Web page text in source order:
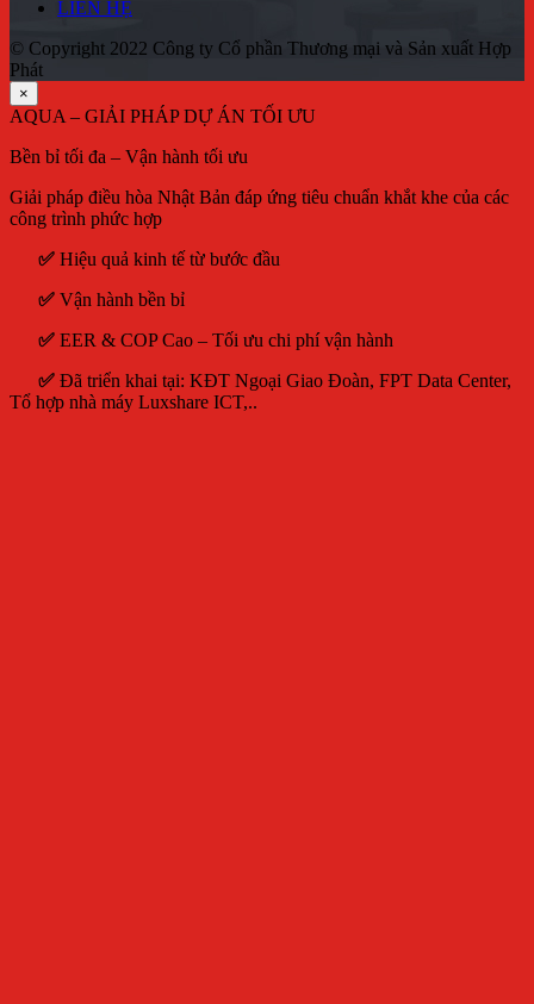
LIÊN HỆ
© Copyright 2022 Công ty Cổ phần Thương mại và Sản xuất Hợp
Phát
×
AQUA – GIẢI PHÁP DỰ ÁN TỐI ƯU
Bền bỉ tối đa – Vận hành tối ưu
Giải pháp điều hòa Nhật Bản đáp ứng tiêu chuẩn khắt khe của các
công trình phức hợp
✅ Hiệu quả kinh tế từ bước đầu
✅ Vận hành bền bỉ
✅ EER & COP Cao – Tối ưu chi phí vận hành
✅ Đã triển khai tại: KĐT Ngoại Giao Đoàn, FPT Data Center,
Tổ hợp nhà máy Luxshare ICT,..